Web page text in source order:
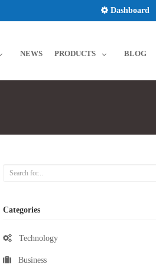
Dashboard
NEWS PRODUCTS BLOG
Categories
Technology
Business